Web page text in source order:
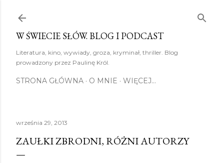
Przejdź do głównej
W ŚWIECIE SŁÓW. BLOG I PODCAST
Literatura, kino, wywiady, groza, kryminał, thriller. Blog
prowadzony przez Paulinę Król.
STRONA GŁÓWNA O MNIE WIĘCEJ…
września 29, 2013
ZAUŁKI ZBRODNI, RÓŻNI AUTORZY